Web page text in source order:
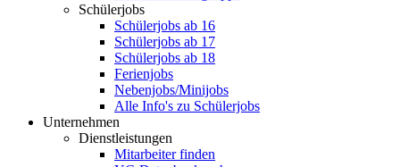
Schülerjobs
Schülerjobs ab 16
Schülerjobs ab 17
Schülerjobs ab 18
Ferienjobs
Nebenjobs/Minijobs
Alle Info's zu Schülerjobs
Unternehmen
Dienstleistungen
Mitarbeiter finden